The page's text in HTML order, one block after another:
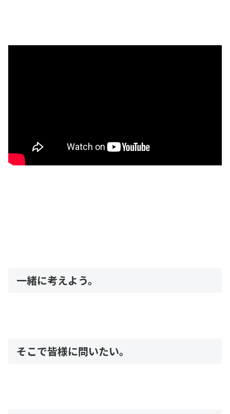
一緒に考えよう。
そこで皆様に問いたい。